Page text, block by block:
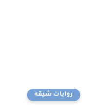
روايات شيقه